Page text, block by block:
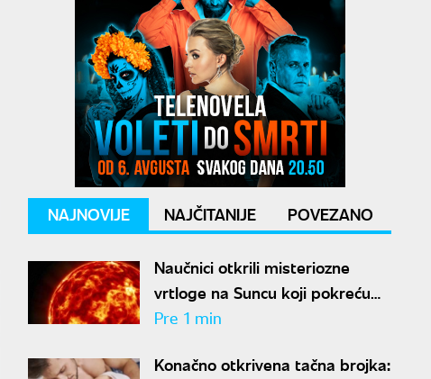
NAJNOVIJE NAJČITANIJE POVEZANO
Naučnici otkrili misteriozne
vrtloge na Suncu koji pokreću
solarne baklje
Pre 1 min
Konačno otkrivena tačna brojka: